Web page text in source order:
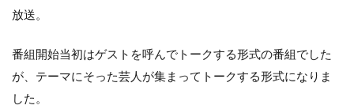
放送。
番組開始当初はゲストを呼んでトークする形式の番組でした
が、テーマにそった芸人が集まってトークする形式になりま
した。